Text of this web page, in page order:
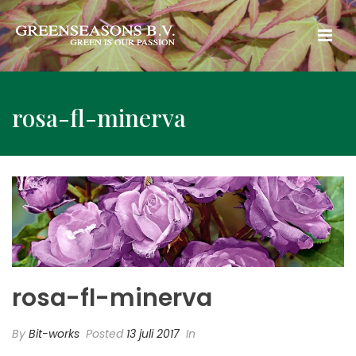
rosa-fl-minerva
rosa-fl-minerva
By Bit-works Posted 13 juli 2017 In